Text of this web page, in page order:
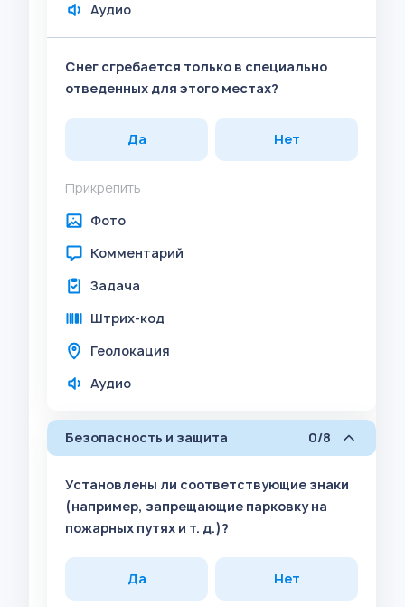
Аудио
Снег сгребается только в специально
отведенных для этого местах?
Да Нет
Прикрепить
Фото
Комментарий
Задача
Штрих-код
Геолокация
Аудио
Безопасность и защита 0/8
Установлены ли соответствующие знаки
(например, запрещающие парковку на
пожарных путях и т. д.)?
Да Нет